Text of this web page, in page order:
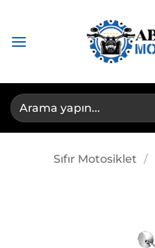
Ara:
Sıfır Motosiklet /